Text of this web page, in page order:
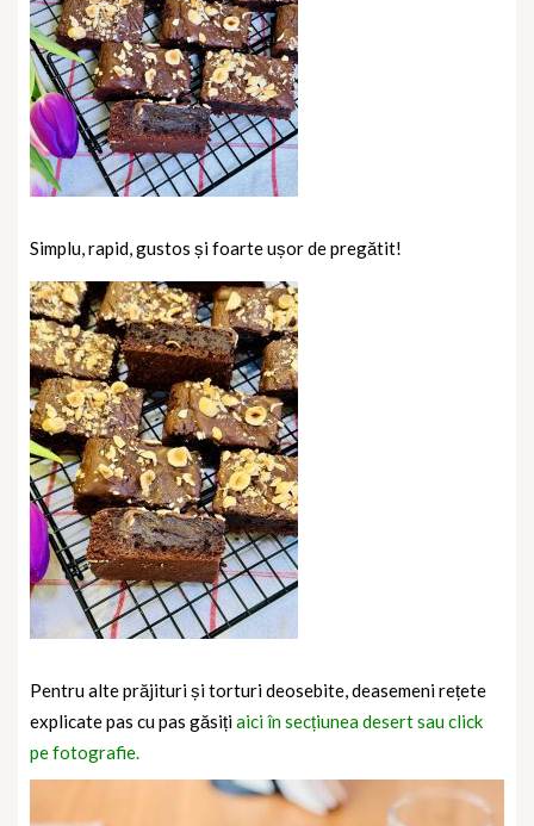
Simplu, rapid, gustos și foarte ușor de pregătit!
Pentru alte prăjituri și torturi deosebite, deasemeni rețete
explicate pas cu pas găsițiaici în secțiunea desert sau click
pe fotografie.